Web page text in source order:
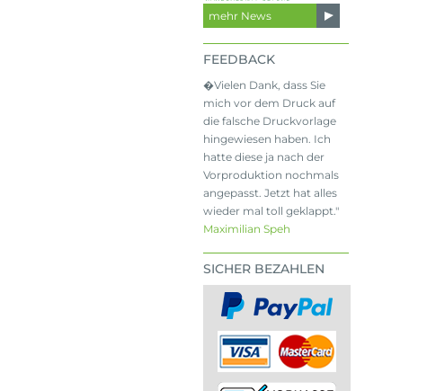
mehr News
FEEDBACK
�Vielen Dank, dass Sie
mich vor dem Druck auf
die falsche Druckvorlage
hingewiesen haben. Ich
hatte diese ja nach der
Vorproduktion nochmals
angepasst. Jetzt hat alles
wieder mal toll geklappt."
Maximilian Speh
SICHER BEZAHLEN